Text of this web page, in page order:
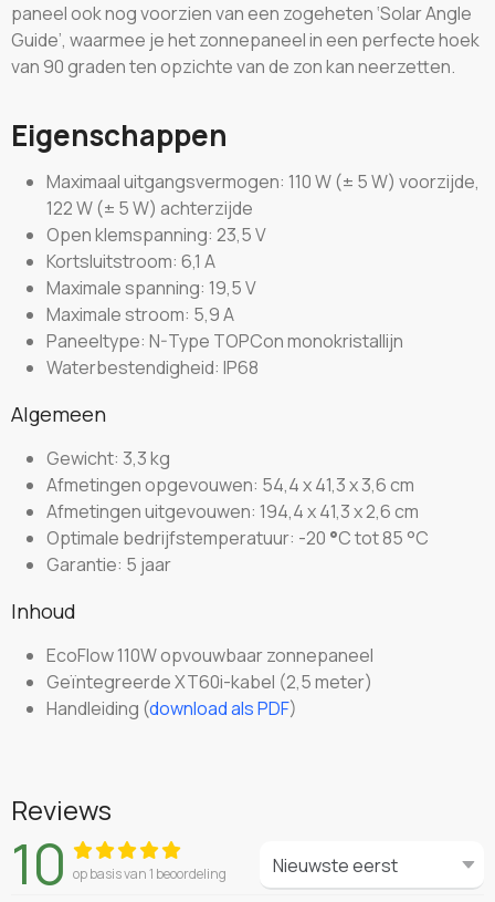
paneel ook nog voorzien van een zogeheten ‘Solar Angle
Guide’, waarmee je het zonnepaneel in een perfecte hoek
van 90 graden ten opzichte van de zon kan neerzetten.
Eigenschappen
Maximaal uitgangsvermogen: 110 W (± 5 W) voorzijde,
122 W (± 5 W) achterzijde
Open klemspanning: 23,5 V
Kortsluitstroom: 6,1 A
Maximale spanning: 19,5 V
Maximale stroom: 5,9 A
Paneeltype: N-Type TOPCon monokristallijn
Waterbestendigheid: IP68
Algemeen
Gewicht: 3,3 kg
Afmetingen opgevouwen: 54,4 x 41,3 x 3,6 cm
Afmetingen uitgevouwen: 194,4 x 41,3 x 2,6 cm
Optimale bedrijfstemperatuur: -20 °C tot 85 °C
Garantie: 5 jaar
Inhoud
EcoFlow 110W opvouwbaar zonnepaneel
Geïntegreerde XT60i-kabel (2,5 meter)
Handleiding (download als PDF)
Reviews
10 op basis van 1 beoordeling